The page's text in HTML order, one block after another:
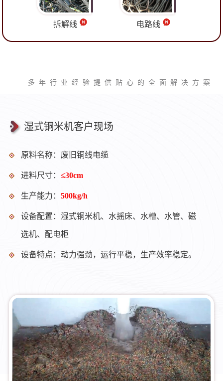
拆解线 电路线
多年行业经验提供贴心的全面解决方案
湿式铜米机客户现场
原料名称：废旧铜线电缆
进料尺寸： ≤30cm
生产能力： 500kg/h
设备配置：湿式铜米机、水摇床、水槽、水管、磁
选机、配电柜
设备特点：动力强劲，运行平稳，生产效率稳定。